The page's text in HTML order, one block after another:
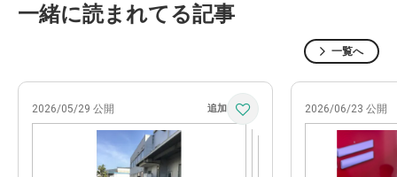
一緒に読まれてる記事
一覧へ
2026/05/29 公開 2026/06/23 公開